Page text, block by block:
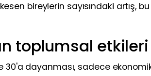
bireylerin sayısındaki artış,
toplumsal etkileri
30'a dayanması, sadece